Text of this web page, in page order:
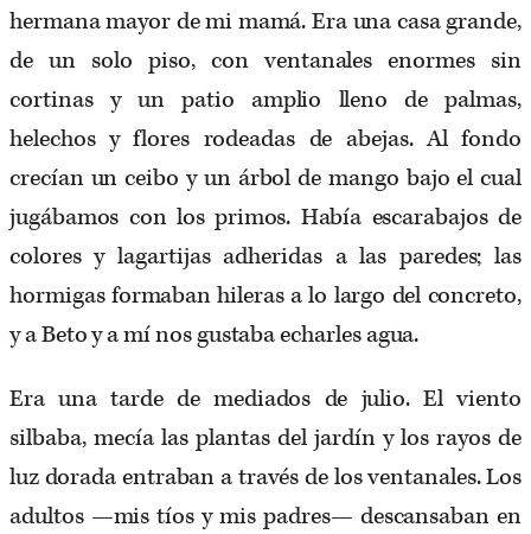
hermana mayor de mi mamá. Era una casa grande,
de un solo piso, con ventanales enormes sin
cortinas y un patio amplio lleno de palmas,
helechos y flores rodeadas de abejas. Al fondo
crecían un ceibo y un árbol de mango bajo el cual
jugábamos con los primos. Había escarabajos de
colores y lagartijas adheridas a las paredes; las
hormigas formaban hileras a lo largo del concreto,
y a Beto y a mí nos gustaba echarles agua.
Era una tarde de mediados de julio. El viento
silbaba, mecía las plantas del jardín y los rayos de
luz dorada entraban a través de los ventanales. Los
adultos —mis tíos y mis padres— descansaban en